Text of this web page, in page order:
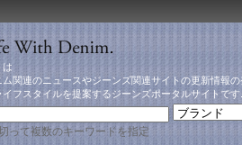
は
ム関連のニュースやジーンズ関連サイトの更新情報
イフスタイルを提案するジーンズポータルサイトで
って複数のキーワードを指定